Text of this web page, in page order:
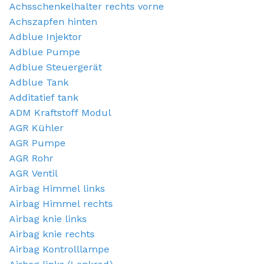
Achsschenkelhalter rechts vorne
Achszapfen hinten
Adblue Injektor
Adblue Pumpe
Adblue Steuergerät
Adblue Tank
Additatief tank
ADM Kraftstoff Modul
AGR Kühler
AGR Pumpe
AGR Rohr
AGR Ventil
Airbag Himmel links
Airbag Himmel rechts
Airbag knie links
Airbag knie rechts
Airbag Kontrolllampe
Turbo
Tür 2-türig links
Vorderwand
Zylinderkopf
Zündspule
Ölwanne